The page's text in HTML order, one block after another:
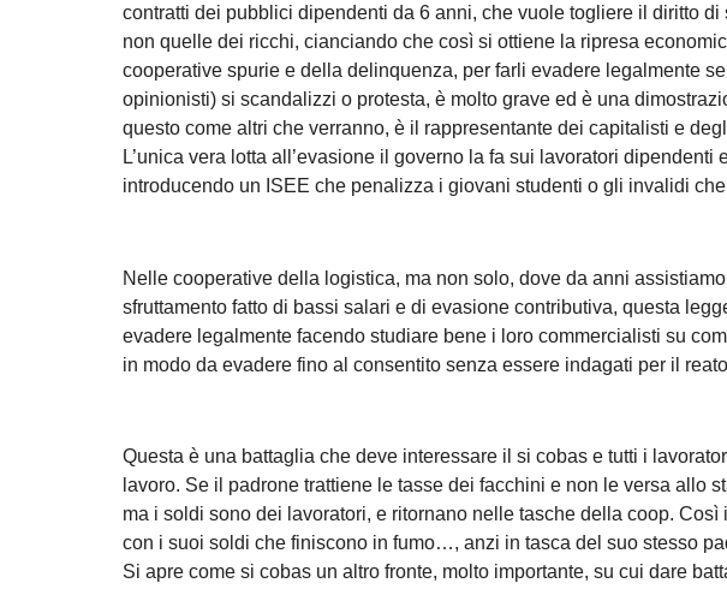
contratti dei pubblici dipendenti da 6 anni, che vuole togliere il diritto
non quelle dei ricchi, cianciando che così si ottiene la ripresa
cooperative spurie e della delinquenza, per farli evadere legalmente
opinionisti) si scandalizzi o protesta, è molto grave ed è una
questo come altri che verranno, è il rappresentante dei capitalisti e
L’unica vera lotta all’evasione il governo la fa sui lavoratori
introducendo un ISEE che penalizza i giovani studenti o gli invalidi
Nelle cooperative della logistica, ma non solo, dove da anni
sfruttamento fatto di bassi salari e di evasione contributiva, questa
evadere legalmente facendo studiare bene i loro commercialisti su
in modo da evadere fino al consentito senza essere indagati per il
Questa è una battaglia che deve interessare il si cobas e tutti i
lavoro. Se il padrone trattiene le tasse dei facchini e non le versa allo
ma i soldi sono dei lavoratori, e ritornano nelle tasche della coop.
con i suoi soldi che finiscono in fumo…, anzi in tasca del suo stesso
Si apre come si cobas un altro fronte, molto importante, su cui dare